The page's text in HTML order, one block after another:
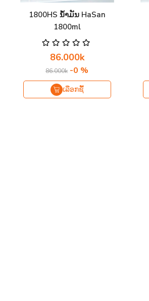
1800HS ນ້ຳມັນ HaSan
1800ml
86.000k
86.000k -0 %
ເລືອກຊື້